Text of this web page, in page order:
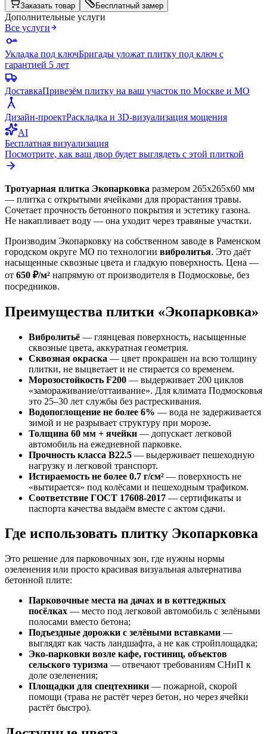
Заказать товар
Бесплатный замер
Дополнительные услуги
Все услуги
Укладка под ключБригады уложат плитку под ключ с
гарантией 5 лет
ДоставкаПривезём плитку на ваш участок по Москве и МО
Дизайн-проектРаскладка и 3D-визуализация мощения
AI
Бесплатная визуализация
Посмотрите, как ваш двор будет выглядеть с этой плиткой
Тротуарная плитка Экопарковка размером 265х265х60 мм
— плитка с открытыми ячейками для прорастания травы.
Сочетает прочность бетонного покрытия и эстетику газона.
Не накапливает воду — она уходит через травяные участки.
Производим Экопарковку на собственном заводе в Раменском
городском округе МО по технологии вибролитья. Это даёт
насыщенные сквозные цвета и гладкую поверхность. Цена —
от 650 ₽/м² напрямую от производителя в Подмосковье, без
посредников.
Преимущества плитки «Экопарковка»
Вибролитьё — глянцевая поверхность, насыщенные
сквозные цвета, аккуратная геометрия.
Сквозная окраска — цвет прокрашен на всю толщину
плитки, не выцветает и не стирается со временем.
Морозостойкость F200 — выдерживает 200 циклов
«замораживание/оттаивание». Для климата Подмосковья
это 25–30 лет службы без растрескивания.
Водопоглощение не более 6% — вода не задерживается
зимой и не разрывает структуру при морозе.
Толщина 60 мм + ячейки — допускает легковой
автомобиль на ежедневной парковке.
Прочность класса B22.5 — выдерживает пешеходную
нагрузку и легковой транспорт.
Истираемость не более 0.7 г/см² — поверхность не
«вытирается» под колёсами и пешеходным трафиком.
Соответствие ГОСТ 17608-2017 — сертификаты и
паспорта качества выдаём вместе с актом сдачи.
Где использовать плитку Экопарковка
Это решение для парковочных зон, где нужны нормы
озеленения или просто красивая визуальная альтернатива
бетонной плите:
Парковочные места на дачах и в коттеджных
посёлках — место под легковой автомобиль с зелёными
полосами вместо бетона;
Подъездные дорожки с зелёными вставками —
выглядят как часть ландшафта, а не как стройплощадка;
Эко-парковки возле кафе, гостиниц, объектов
сельского туризма — отвечают требованиям СНиП к
доле озеленения;
Площадки для спецтехники — пожарной, скорой
помощи (трава не растёт через бетон, но через ячейки
растёт быстро).